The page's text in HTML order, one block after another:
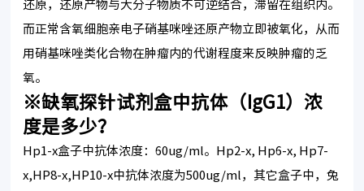
还原，还原产物与大分子物质不可逆结合，滞留在组织内。
而正常含氧细胞亲电子硝基咪唑还原产物立即被氧化，从而
用硝基咪唑类化合物在肿瘤内的代谢程度来反映肿瘤的乏
氧。
※缺氧探针试剂盒中抗体（IgG1）浓
度是多少？
Hp1-x盒子中抗体浓度：60ug/ml。Hp2-x, Hp6-x, Hp7-
x,HP8-x,HP10-x中抗体浓度为500ug/ml，其它盒子中，兔